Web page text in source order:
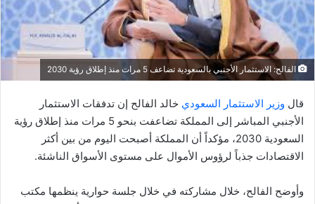
الفالح: الاستثمار الأجنبي بالسعودية تضاعف 5 مرات منذ إطلاق رؤية 2030
قال وزير الاستثمار السعودي خالد الفالح إن تدفقات الاستثمار
الأجنبي المباشر إلى المملكة تضاعفت بنحو 5 مرات منذ إطلاق رؤية
السعودية 2030، مؤكداً أن المملكة أصبحت اليوم من بين أكثر
الاقتصادات جذباً لرؤوس الأموال على مستوى الأسواق الناشئة.
وأوضح الفالح، خلال مشاركته في خلال جلسة حوارية ينظمها مكتب